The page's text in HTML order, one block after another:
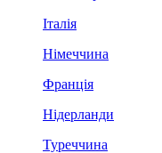
Італія
Німеччина
Франція
Нідерланди
Туреччина